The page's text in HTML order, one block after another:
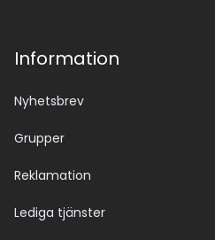
Information
Nyhetsbrev
Grupper
Reklamation
Lediga tjänster